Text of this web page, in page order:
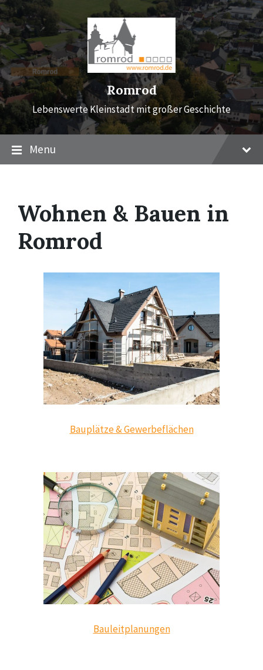
Skip
to
content
Skip
to
main
navigation
Skip
to
footer
Romrod
Lebenswerte Kleinstadt mit großer Geschichte
Menu
Wohnen & Bauen in
Romrod
Bauplätze & Gewerbeflächen
Bauleitplanungen